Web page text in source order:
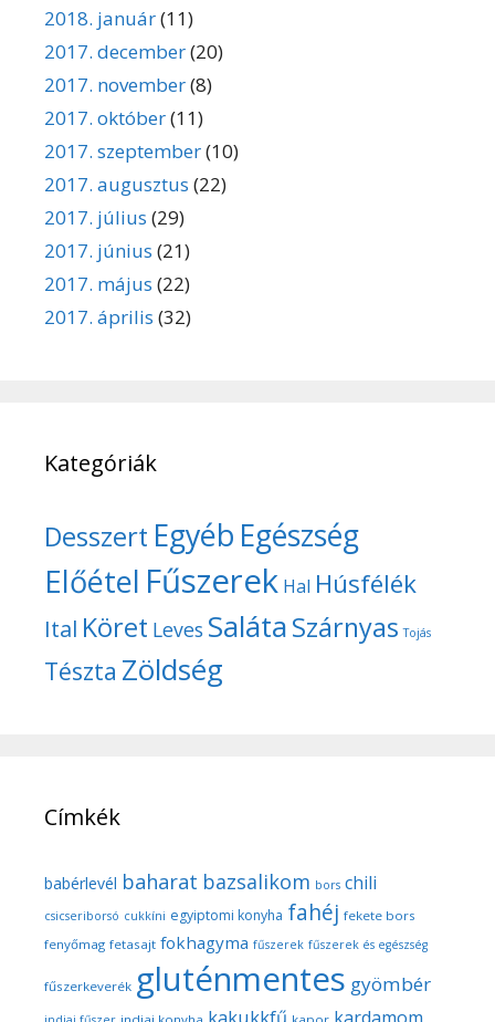
2018. január(11)
2017. december(20)
2017. november(8)
2017. október(11)
2017. szeptember(10)
2017. augusztus (22)
2017. július (29)
2017. június (21)
2017. május (22)
2017. április (32)
Kategóriák
Desszert Egyéb Egészség
Előétel Fűszerek Hal Húsfélék
Ital Köret Leves SalátaSzárnyas Tojás
Tészta Zöldség
Címkék
babérlevél baharat bazsalikom bors chili
csicseriborsó cukkíni egyiptomi konyha fahéj fekete bors
fenyőmag fetasajt fokhagyma fűszerek fűszerek és egészség
fűszerkeverék gluténmentes gyömbér